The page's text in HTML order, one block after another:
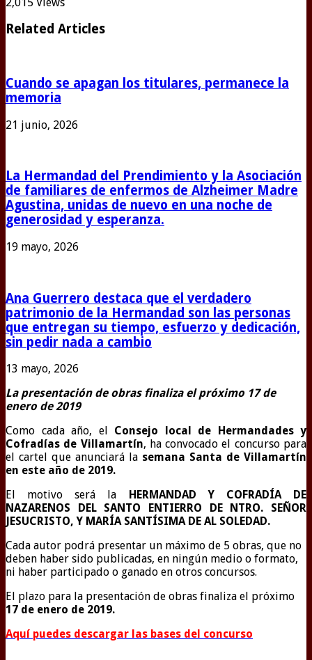
Related Articles
Cuando se apagan los titulares, permanece la
memoria
21 junio, 2026
La Hermandad del Prendimiento y la Asociación
de familiares de enfermos de Alzheimer Madre
Agustina, unidas de nuevo en una noche de
generosidad y esperanza.
19 mayo, 2026
Ana Guerrero destaca que el verdadero
patrimonio de la Hermandad son las personas
que entregan su tiempo, esfuerzo y dedicación,
sin pedir nada a cambio
13 mayo, 2026
La presentación de obras finaliza el próximo 17 de
enero de 2019
Como cada año, el Consejo local de Hermandades y
Cofradías de Villamartín, ha convocado el concurso para
el cartel que anunciará la semana Santa de Villamartín
en este año de 2019.
El motivo será la
HERMANDAD Y COFRADÍA DE
NAZARENOS DEL SANTO ENTIERRO DE NTRO. SEÑOR
JESUCRISTO, Y MARÍA SANTÍSIMA DE AL SOLEDAD.
Cada autor podrá presentar un máximo de 5 obras, que no
deben haber sido publicadas, en ningún medio o formato,
ni haber participado o ganado en otros concursos.
El plazo para la presentación de obras finaliza el próximo
17 de enero de 2019.
Aquí puedes descargar las bases del concurso